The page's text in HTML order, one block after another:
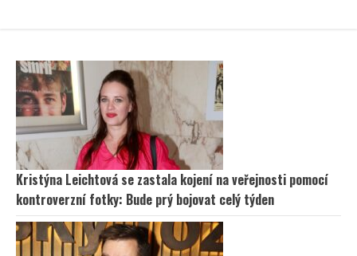
Kristýna Leichtová se zastala kojení na veřejnosti pomocí
kontroverzní fotky: Bude prý bojovat celý týden